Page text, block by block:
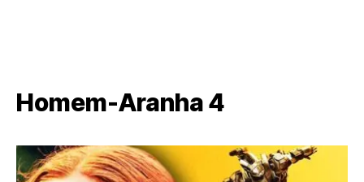
Homem-Aranha 4